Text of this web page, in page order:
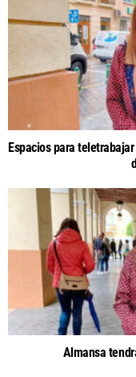
Espacios para
Almansa